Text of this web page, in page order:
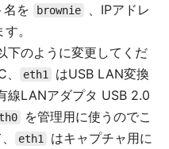
名を brownie
、IPアドレ
。
下のように変更してくだ
eth1
はUSB LAN変換
線LANアダプタ USB 2.0
を管理用に使うのでこ
eth1
はキャプチャ用に